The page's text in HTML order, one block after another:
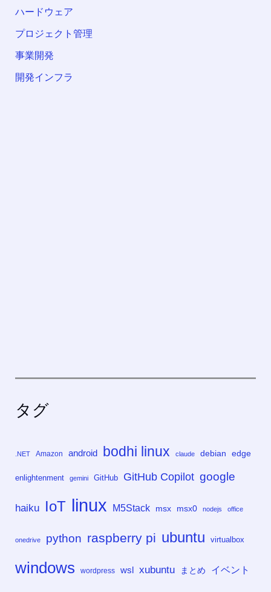
ハードウェア
プロジェクト管理
事業開発
開発インフラ
タグ
.NET Amazon android bodhi linux claude debian edge
enlightenment gemini GitHub GitHub Copilot google
haiku IoT linux M5Stack msx msx0 nodejs office
onedrive python raspberry pi ubuntu virtualbox
windows wordpress wsl xubuntu まとめ イベント